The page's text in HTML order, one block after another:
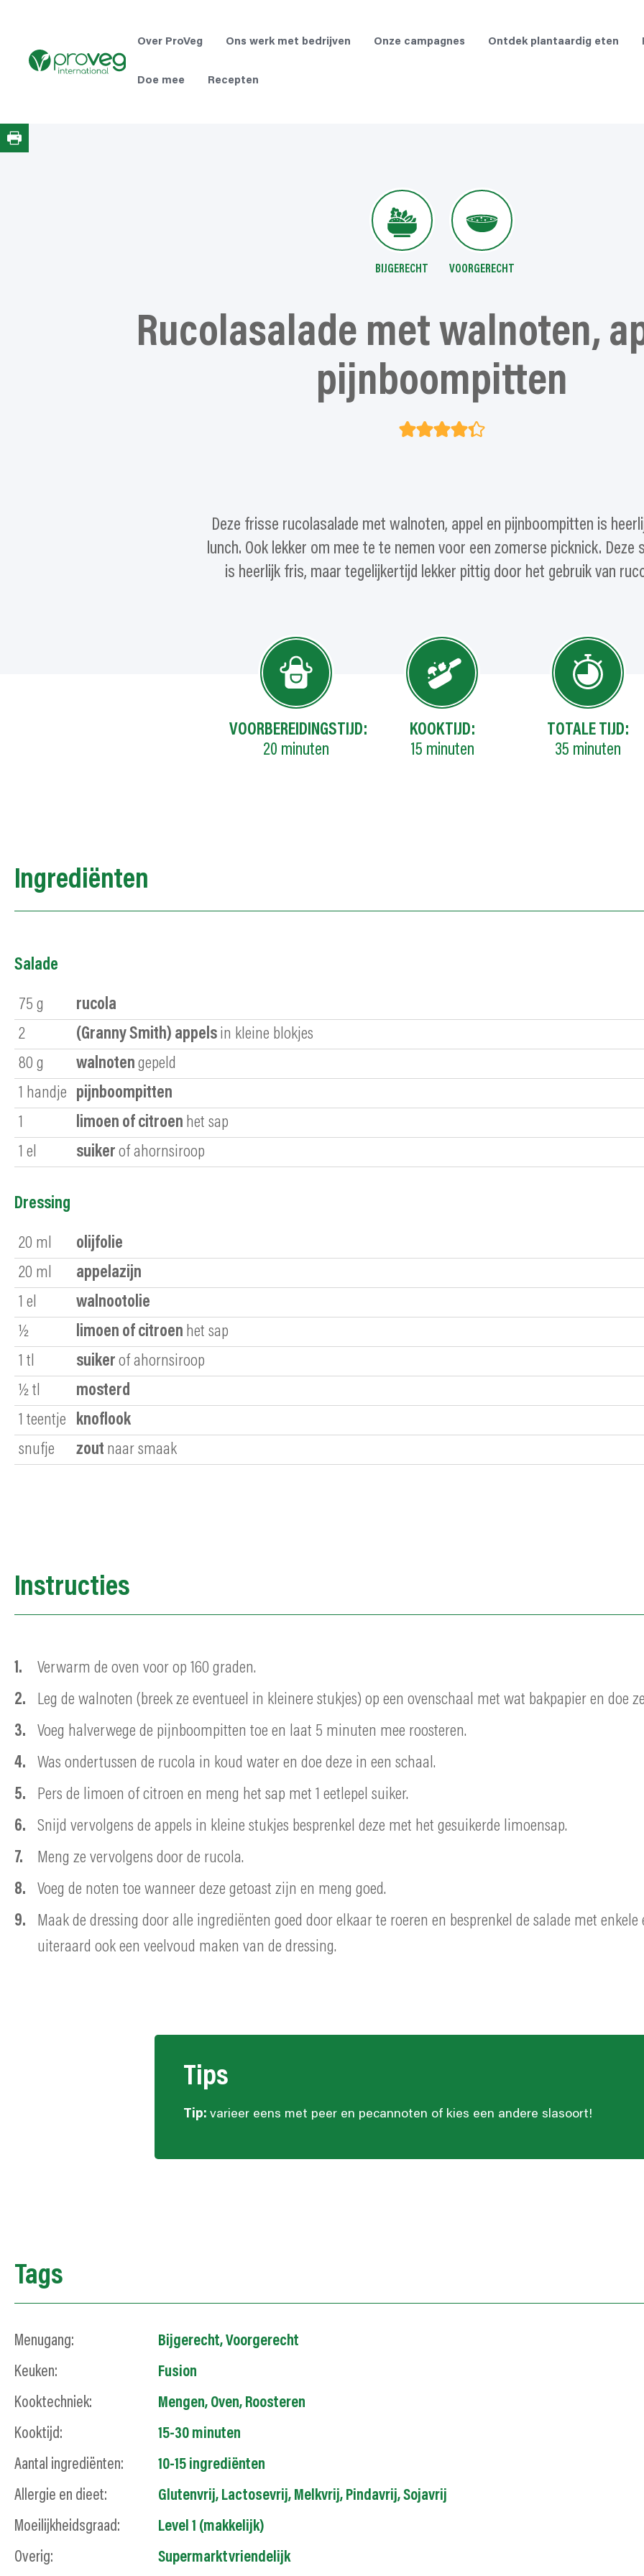
inhoud
Over ProVeg Ons werk met bedrijven Onze campagnes Ontdek plantaardig eten
Doe mee Recepten
BIJGERECHT VOORGERECHT
Rucolasalade met walnoten,
pijnboompitten
Deze frisse rucolasalade met walnoten, appel en pijnboompitten is
lunch. Ook lekker om mee te te nemen voor een zomerse picknick. Deze
is heerlijk fris, maar tegelijkertijd lekker pittig door het gebruik van
VOORBEREIDINGSTIJD:
20 minuten
KOOKTIJD:
15 minuten
TOTALE TIJD:
35 minuten
Ingrediënten
Salade
75 g
rucola
2
(Granny Smith) appels in kleine blokjes
80 g walnoten gepeld
1 handje
pijnboompitten
1
limoen of citroen het sap
1 el suiker of ahornsiroop
Dressing
20 ml
olijfolie
20 ml
appelazijn
1 el
walnootolie
½
limoen of citroen het sap
1 tl suiker of ahornsiroop
½ tl
mosterd
1 teentje
knoflook
snufje
zout naar smaak
Instructies
Verwarm de oven voor op 160 graden.
Leg de walnoten (breek ze eventueel in kleinere stukjes) op een ovenschaal met wat bakpapier en doe
Voeg halverwege de pijnboompitten toe en laat 5 minuten mee roosteren.
Was ondertussen de rucola in koud water en doe deze in een schaal.
Pers de limoen of citroen en meng het sap met 1 eetlepel suiker.
Snijd vervolgens de appels in kleine stukjes besprenkel deze met het gesuikerde limoensap.
Meng ze vervolgens door de rucola.
Voeg de noten toe wanneer deze getoast zijn en meng goed.
Maak de dressing door alle ingrediënten goed door elkaar te roeren en besprenkel de salade met
uiteraard ook een veelvoud maken van de dressing.
Tips
Tip: varieer eens met peer en pecannoten of kies een andere slasoort!
Tags
Menugang: Bijgerecht,Voorgerecht
Keuken:
Fusion
Kooktechniek:
Mengen, Oven, Roosteren
Kooktijd:
15-30 minuten
Aantal ingrediënten:
10-15 ingrediënten
Allergie en dieet:
Glutenvrij, Lactosevrij, Melkvrij, Pindavrij,Sojavrij
Moeilijkheidsgraad:
Level 1 (makkelijk)
Overig:
Supermarktvriendelijk